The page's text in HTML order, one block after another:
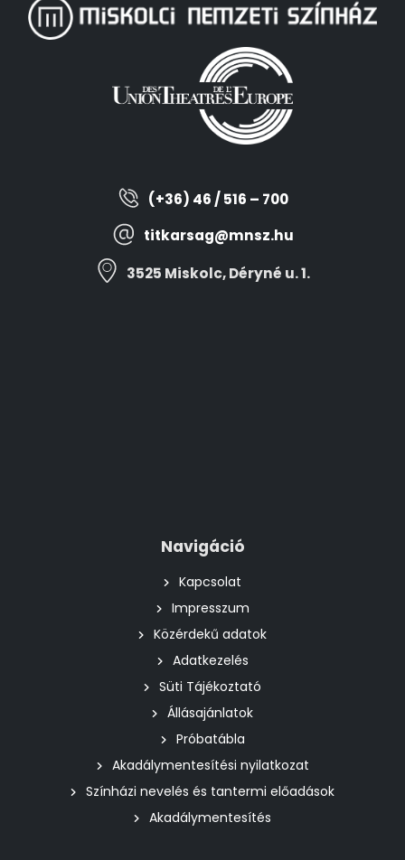
(+36) 46 / 516 – 700
titkarsag@mnsz.hu
3525 Miskolc, Déryné u. 1.
Navigáció
Kapcsolat
Impresszum
Közérdekű adatok
Adatkezelés
Süti Tájékoztató
Állásajánlatok
Próbatábla
Akadálymentesítési nyilatkozat
Színházi nevelés és tantermi előadások
Akadálymentesítés